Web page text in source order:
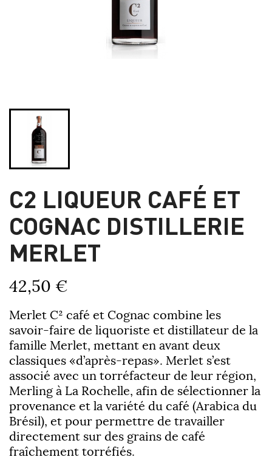
C2 LIQUEUR CAFÉ ET
COGNAC DISTILLERIE
MERLET
42,50 €
Merlet C² café et Cognac combine les
savoir-faire de liquoriste et distillateur de la
famille Merlet, mettant en avant deux
classiques «d’après-repas». Merlet s’est
associé avec un torréfacteur de leur région,
Merling à La Rochelle, afin de sélectionner la
provenance et la variété du café (Arabica du
Brésil), et pour permettre de travailler
directement sur des grains de café
fraîchement torréfiés.